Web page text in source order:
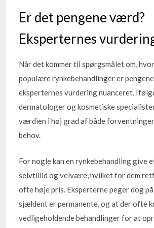
Er det pengene værd?
Eksperternes
Når det kommer til spørgsmålet om,
populære rynkebehandlinger er
eksperternes vurdering nuanceret.
dermatologer og kosmetiske
værdien i høj grad af både
behov.
For nogle kan en rynkebehandling give
selvtillid og velvære, hvilket for dem
ofte høje pris. Eksperterne peger dog
sjældent er permanente, og at der ofte
vedligeholdende behandlinger for at